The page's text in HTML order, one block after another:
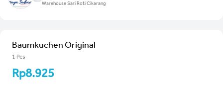
Warehouse Sari Roti Cikarang
Baumkuchen Original
1 Pcs
Rp8.925